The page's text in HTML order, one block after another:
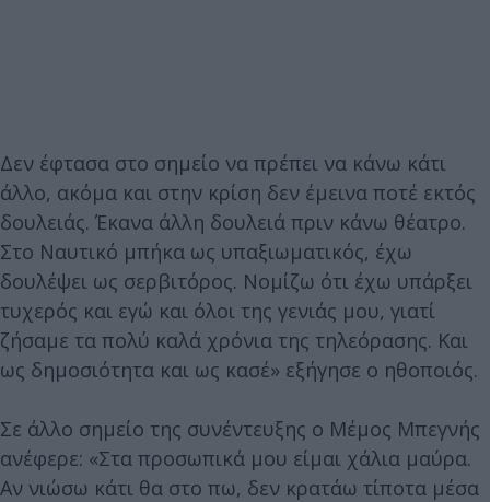
Δεν έφτασα στο σημείο να πρέπει να κάνω κάτι
άλλο, ακόμα και στην κρίση δεν έμεινα ποτέ εκτός
δουλειάς. Έκανα άλλη δουλειά πριν κάνω θέατρο.
Στο Ναυτικό μπήκα ως υπαξιωματικός, έχω
δουλέψει ως σερβιτόρος. Νομίζω ότι έχω υπάρξει
τυχερός και εγώ και όλοι της γενιάς μου, γιατί
ζήσαμε τα πολύ καλά χρόνια της τηλεόρασης. Και
ως δημοσιότητα και ως κασέ» εξήγησε ο ηθοποιός.
Σε άλλο σημείο της συνέντευξης ο Μέμος Μπεγνής
ανέφερε: «Στα προσωπικά μου είμαι χάλια μαύρα.
Αν νιώσω κάτι θα στο πω, δεν κρατάω τίποτα μέσα